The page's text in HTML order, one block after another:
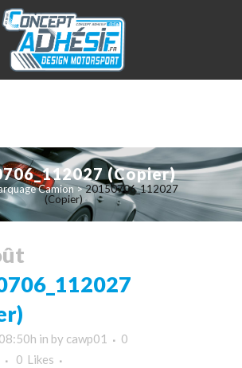
(Copier)
Camion>20150706_112027
(Copier)
in by cawp01
0
0 Likes